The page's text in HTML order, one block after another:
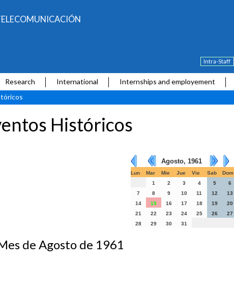
Intra-Staff
Research International
Internships and employement
Históricos
Agosto, 1961
Lun Mar Mie Jue Vie Sab
Dom
1
2 3 4 5
6
7
8 9 10 11 12
13
14
15 16 17 18 19
20
21
22 23 24 25 26
27
28
29 30 31
de Agosto de 1961